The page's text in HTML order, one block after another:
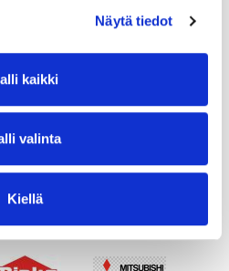
Näytä tiedot
kaikki
valinta
Kiellä